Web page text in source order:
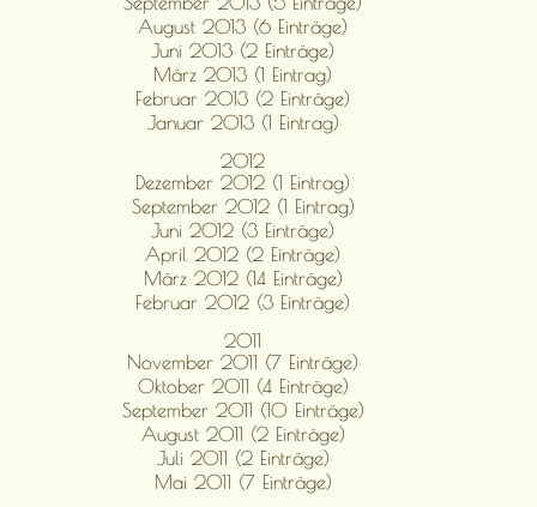
August 2013 (6 Einträge)
Juni 2013 (2 Einträge)
März 2013 (1 Eintrag)
Februar 2013 (2 Einträge)
Januar 2013 (1 Eintrag)
2012
Dezember 2012 (1 Eintrag)
September 2012 (1 Eintrag)
Juni 2012 (3 Einträge)
April 2012 (2 Einträge)
März 2012 (14 Einträge)
Februar 2012 (3 Einträge)
2011
November 2011 (7 Einträge)
Oktober 2011 (4 Einträge)
September 2011 (10 Einträge)
August 2011 (2 Einträge)
Juli 2011 (2 Einträge)
Mai 2011 (7 Einträge)